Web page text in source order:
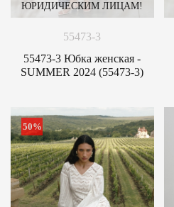
ЮРИДИЧЕСКИМ ЛИЦАМ!
55473-3
55473-3 Юбка женская -
SUMMER 2024 (55473-3)
50%